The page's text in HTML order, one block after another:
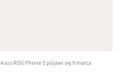
Asus ROG Phone 5 pojawi się 9 marca